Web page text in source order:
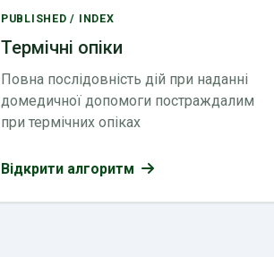
PUBLISHED / INDEX
Термічні опіки
Повна послідовність дій при наданні
домедичної допомоги постраждалим
при термічних опіках
Відкрити алгоритм